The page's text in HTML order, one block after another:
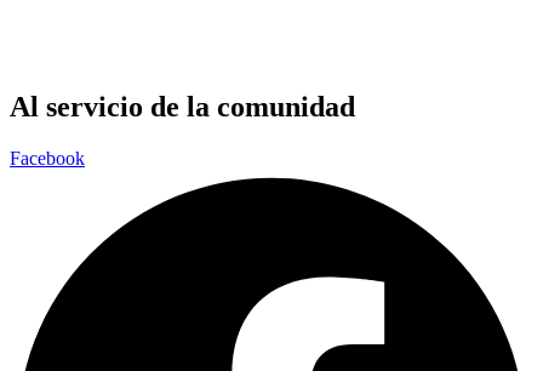
Al servicio de la comunidad
Facebook